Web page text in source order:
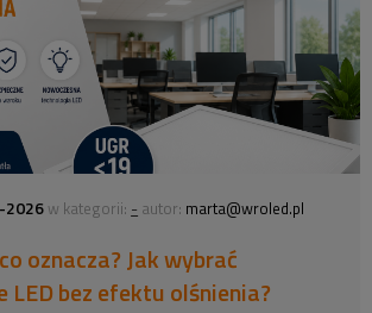
2026 w kategorii: - autor: marta@wroled.pl
oznacza? Jak wybrać
LED bez efektu olśnienia?